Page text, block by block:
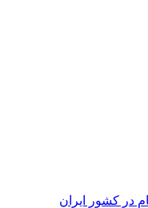
در کشور ایران